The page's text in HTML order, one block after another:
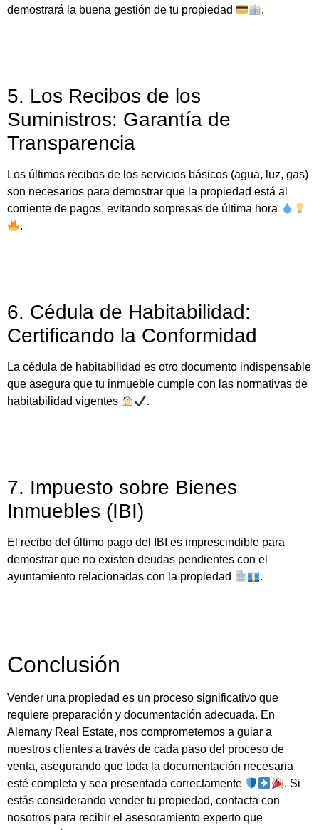
demostrará la buena gestión de tu propiedad
.
5. Los Recibos de los
Suministros: Garantía de
Transparencia
Los últimos recibos de los servicios básicos (agua, luz, gas)
son necesarios para demostrar que la propiedad está al
corriente de pagos, evitando sorpresas de última hora
.
6. Cédula de Habitabilidad:
Certificando la Conformidad
La cédula de habitabilidad es otro documento indispensable
que asegura que tu inmueble cumple con las normativas de
habitabilidad vigentes
.
7. Impuesto sobre Bienes
Inmuebles (IBI)
El recibo del último pago del IBI es imprescindible para
demostrar que no existen deudas pendientes con el
ayuntamiento relacionadas con la propiedad
.
Conclusión
Vender una propiedad es un proceso significativo que
requiere preparación y documentación adecuada. En
Alemany Real Estate, nos comprometemos a guiar a
nuestros clientes a través de cada paso del proceso de
venta, asegurando que toda la documentación necesaria
esté completa y sea presentada correctamente
. Si
estás considerando vender tu propiedad, contacta con
nosotros para recibir el asesoramiento experto que